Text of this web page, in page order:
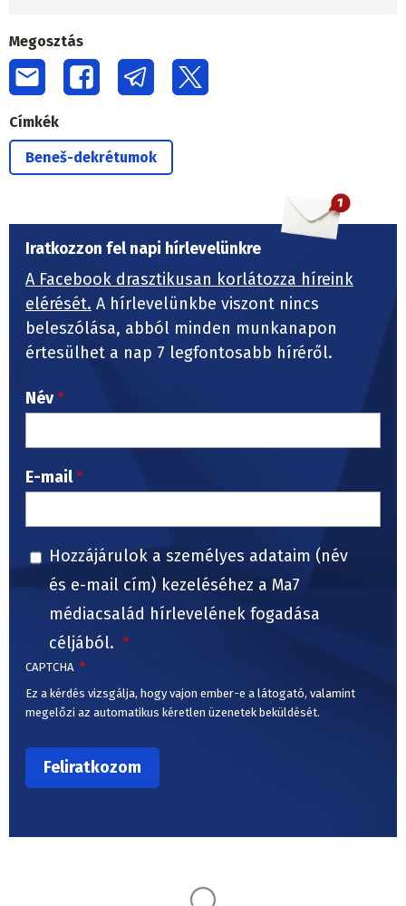
Megosztás
Címkék
Beneš-dekrétumok
Iratkozzon fel napi hírlevelünkre
A Facebook drasztikusan korlátozza híreink
elérését. A hírlevelünkbe viszont nincs
beleszólása, abból minden munkanapon
értesülhet a nap 7 legfontosabb híréről.
Név
E-mail
Hozzájárulok a személyes adataim (név
és e-mail cím) kezeléséhez a Ma7
médiacsalád hírlevelének fogadása
céljából.
CAPTCHA
Ez a kérdés vizsgálja, hogy vajon ember-e a látogató, valamint
megelőzi az automatikus kéretlen üzenetek beküldését.